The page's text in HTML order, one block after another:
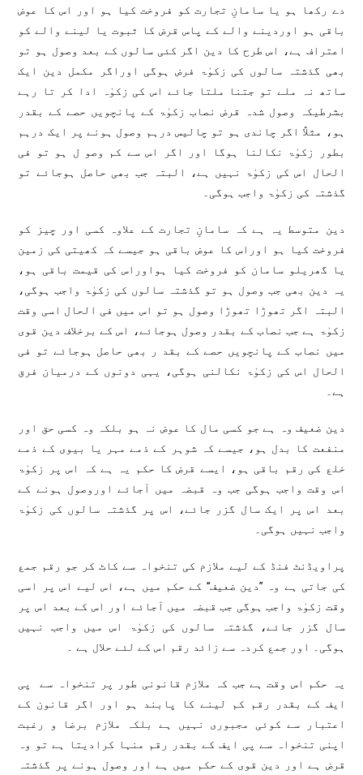
دے رکھا ہو یا سامانِ تجارت کو فروخت کیا ہو اور اس کا عوض
باقی ہو اوردینے والے کے پاس قرض کا ثبوت یا لینے والے کو
اعتراف ہے، اس طرح کا دین اگر کئی سالوں کے بعد وصول ہو تو
بھی گذشتہ سالوں کی زکوٰۃ فرض ہوگی اوراگر مکمل دین ایک
ساتھ نہ ملے تو جتنا ملتا جائے اس کی زکوٰہ ادا کر تا رہے
بشرطیکہ وصول شدہ قرض نصاب زکوٰۃ کے پانچویں حصے کے بقدر
ہو، مثلاً اگر چاندی ہو تو چالیس درہم وصول ہونے پر ایک درہم
بطور زکوٰۃ نکالنا ہوگا اور اگر اس سے کم وصو ل ہو تو فی
الحال اس کی زکوٰۃ نہیں ہے، البتہ جب بھی حاصل ہوجائے تو
گذشتہ کی زکوٰۃ واجب ہوگی۔
دین متوسط یہ ہے کہ سامانِ تجارت کے علاوہ کسی اور چیز کو
فروخت کیا ہو اوراس کا عوض باقی ہو جیسے کہ کھیتی کی زمین
یا گھریلو سامان کو فروخت کیا ہواوراس کی قیمت باقی ہو،
یہ دین بھی جب وصول ہو تو گذشتہ سالوں کی زکوٰۃ واجب ہوگی،
البتہ اگر تھوڑا تھوڑا وصول ہو تو اس میں فی الحال اسی وقت
زکوٰۃ ہے جب نصاب کے بقدر وصول ہوجائے، اس کے برخلاف دین قوی
میں نصاب کے پانچویں حصے کے بقد ر بھی حاصل ہوجائے تو فی
الحال اس کی زکوٰۃ نکالنی ہوگی، یہی دونوں کے درمیان فرق
ہے۔
دین ضعیف وہ ہے جو کسی مال کا عوض نہ ہو بلکہ وہ کسی حق اور
منفعت کا بدل ہو، جیسے کہ شوہر کے ذمے مہر یا بیوی کے ذمے
خلع کی رقم باقی ہو، ایسے قرض کا حکم یہ ہے کہ اس پر زکوٰۃ
اس وقت واجب ہوگی جب وہ قبضہ میں آجائے اوروصول ہونے کے
بعد اس پر ایک سال گزر جائے، اس پر گذشتہ سالوں کی زکوٰۃ
واجب نہیں ہوگی۔
پراویڈنٹ فنڈ کے لیے ملازم کی تنخواہ سے کاٹ کر جو رقم جمع
کی جاتی ہے وہ ’’دین ضعیف‘‘ کے حکم میں ہے، اس لیے اس پر اسی
وقت زکوٰۃ واجب ہوگی جب قبضہ میں آجائے اور اس کے بعد اس پر
سال گزر جائے، گذشتہ سالوں کی زکوٰۃ اس میں واجب نہیں
ہوگی۔ اور جمع کردہ سے زائد رقم اس کے لئے حلال ہے ۔
یہ حکم اس وقت ہے جب کہ ملازم قانونی طور پر تنخواہ سے پی
ایف کے بقدر رقم کم لینے کا پابند ہو اور اگر قانون کے
اعتبار سے کوئی مجبوری نہیں ہے بلکہ ملازم برضا و رغبت
اپنی تنخواہ سے پی ایف کے بقدر رقم منہا کرا‌دیتا ہے تو وہ
قرض ہے اور دین قوی کے حکم میں ہے اور وصول ہونے پر گذشتہ